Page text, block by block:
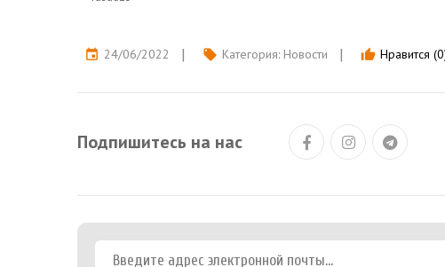
event 24/06/2022 local_offer Категория: Новости thumb_up Нравится
Подпишитесь на нас